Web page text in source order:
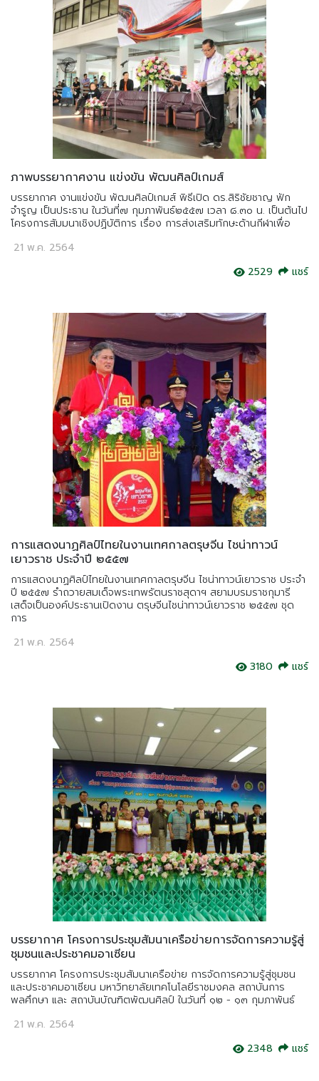
ภาพบรรยากาศงาน แข่งขัน พัฒนศิลป์เกมส์
บรรยากาศ งานแข่งขัน พัฒนศิลป์เกมส์ พิธีเปิด ดร.สิริชัยชาญ ฟัก
จำรูญ เป็นประธาน ในวันที่๗ กุมภาพันธ์๒๕๕๗ เวลา ๘.๓๐ น. เป็นต้นไป
โครงการสัมมนาเชิงปฏิบัติการ เรื่อง การส่งเสริมทักษะด้านกีฬาเพื่อ
21 พ.ค. 2564
2529
แชร์
การแสดงนาฏศิลป์ไทยในงานเทศกาลตรุษจีน ไชน่าทาวน์
เยาวราช ประจำปี ๒๕๕๗
การแสดงนาฏศิลป์ไทยในงานเทศกาลตรุษจีน ไชน่าทาวน์เยาวราช ประจำ
ปี ๒๕๕๗ รำถวายสมเด็จพระเทพรัตนราชสุดาฯ สยามบรมราชกุมารี
เสด็จเป็นองค์ประธานเปิดงาน ตรุษจีนไชน่าทาวน์เยาวราช ๒๕๕๗ ชุด
การ
21 พ.ค. 2564
3180
แชร์
บรรยากาศ โครงการประชุมสัมนาเครือข่ายการจัดการความรู้สู่
ชุมชนและประชาคมอาเซียน
บรรยากาศ โครงการประชุมสัมนาเครือข่าย การจัดการความรู้สู่ชุมชน
และประชาคมอาเซียน มหาวิทยาลัยเทคโนโลยีราชมงคล สถาบันการ
พลศึกษา และ สถาบันบัณฑิตพัฒนศิลป์ ในวันที่ ๑๒ - ๑๓ กุมภาพันธ์
21 พ.ค. 2564
2348
แชร์